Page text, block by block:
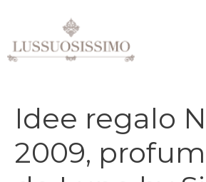
contenuto
Idee regalo
2009,